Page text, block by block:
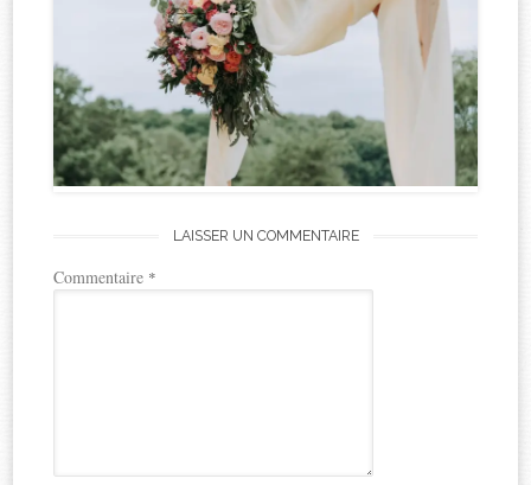
LAISSER UN COMMENTAIRE
Commentaire *